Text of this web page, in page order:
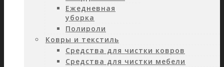
Ежедневная
уборка
Полироли
Ковры и текстиль
Средства для чистки ковров
Средства для чистки мебели